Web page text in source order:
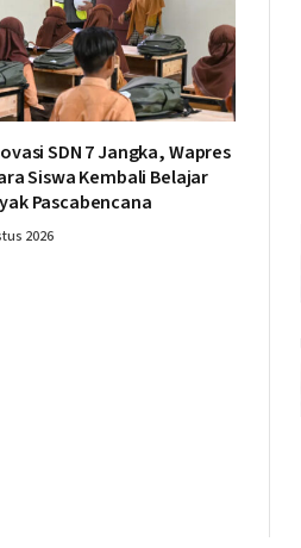
SDN 7 Jangka, Wapres
Siswa Kembali Belajar
Pascabencana
2026